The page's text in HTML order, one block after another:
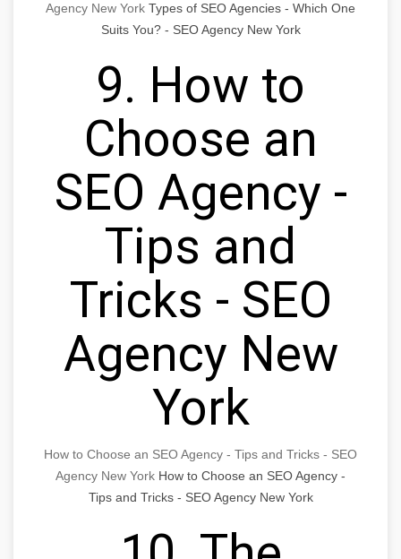
Agency New York Types of SEO Agencies - Which One
Suits You? - SEO Agency New York
9. How to
Choose an
SEO Agency -
Tips and
Tricks - SEO
Agency New
York
How to Choose an SEO Agency - Tips and Tricks - SEO
Agency New York How to Choose an SEO Agency -
Tips and Tricks - SEO Agency New York